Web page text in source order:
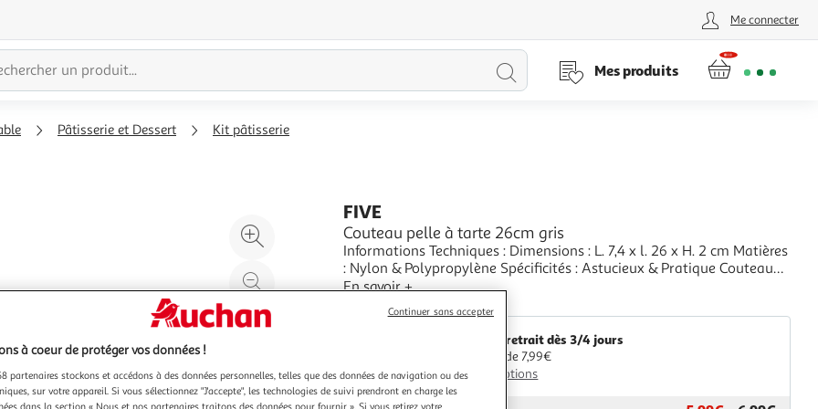
Me connecter
Lancer
Mes produits
Pâtisserie et Dessert Kit pâtisserie
Agrandir
l'illustration
à
200%
Réduire
l'illustration
à
%
Partager
produit
FIVE
Couteau pelle à tarte 26cm gris
Informations Techniques : Dimensions : L. 7,4 x l. 26 x H. 2 cm Matières
: Nylon & Polypropylène Spécificités : Astucieux & Pratique Couteau
Pelle à Tarte Contact Alimentaire Poids : 0,064 kg Couleur : Gris
En savoir +
Livr. ou retrait dès 3/4 jours
A partir de 7,99€
Plus d'options
à coeur de protéger vos données !
partenaires stockons et accédons à des données personnelles, telles que des données de navigation ou des
sur votre appareil. Si vous sélectionnez "J'accepte", les technologies de suivi prendront en charge les
dans la section « Nous et nos partenaires traitons des données pour fournir ». Si vous retirez votre
Continuer sans accepter